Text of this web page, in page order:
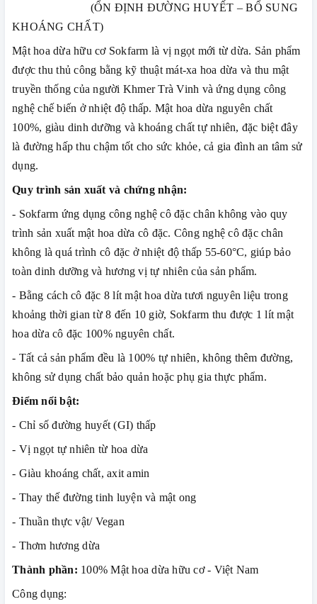
(ỔN ĐỊNH ĐƯỜNG HUYẾT – BỔ SUNG
KHOÁNG CHẤT)
Mật hoa dừa hữu cơ Sokfarm là vị ngọt mới từ dừa. Sản phẩm
được thu thủ công bằng kỹ thuật mát-xa hoa dừa và thu mật
truyền thống của người Khmer Trà Vinh và ứng dụng công
nghệ chế biến ở nhiệt độ thấp. Mật hoa dừa nguyên chất
100%, giàu dinh dưỡng và khoáng chất tự nhiên, đặc biệt đây
là đường hấp thu chậm tốt cho sức khỏe, cả gia đình an tâm sử
dụng.
Quy trình sản xuất và chứng nhận:
- Sokfarm ứng dụng công nghệ cô đặc chân không vào quy
trình sản xuất mật hoa dừa cô đặc. Công nghệ cô đặc chân
không là quá trình cô đặc ở nhiệt độ thấp 55-60°C, giúp bảo
toàn dinh dưỡng và hương vị tự nhiên của sản phẩm.
- Bằng cách cô đặc 8 lít mật hoa dừa tươi nguyên liệu trong
khoảng thời gian từ 8 đến 10 giờ, Sokfarm thu được 1 lít mật
hoa dừa cô đặc 100% nguyên chất.
- Tất cả sản phẩm đều là 100% tự nhiên, không thêm đường,
không sử dụng chất bảo quản hoặc phụ gia thực phẩm.
Điểm nổi bật:
- Chỉ số đường huyết (GI) thấp
- Vị ngọt tự nhiên từ hoa dừa
- Giàu khoáng chất, axit amin
- Thay thế đường tinh luyện và mật ong
- Thuần thực vật/ Vegan
- Thơm hương dừa
Thành phần: 100% Mật hoa dừa hữu cơ - Việt Nam
Công dụng: